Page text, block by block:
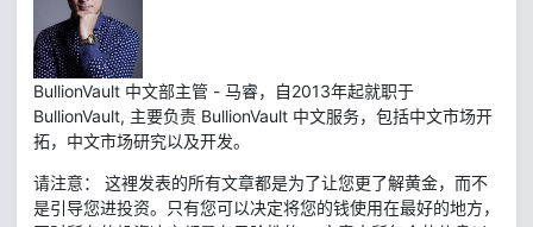
BullionVault 中文部主管 - 马睿，自2013年起就职于
BullionVault, 主要负责 BullionVault 中文服务，包括中文市场开
拓，中文市场研究以及开发。
请注意： 这裡发表的所有文章都是为了让您更了解黄金，而不
是引导您进投资。只有您可以决定将您的钱使用在最好的地方，